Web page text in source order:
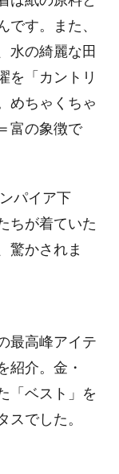
です。また、
水の綺麗な田
を「カントリ
めちゃくちゃ
富の象徴で
パイア下
ちが着ていた
驚かされま
最高峰アイテ
紹介。金・
「ベスト」を
スでした。